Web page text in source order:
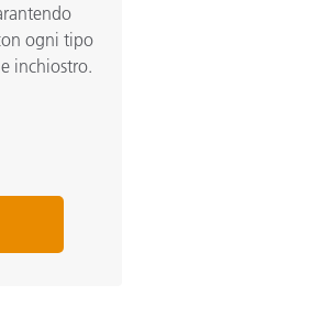
ogni tipo
inchiostro.